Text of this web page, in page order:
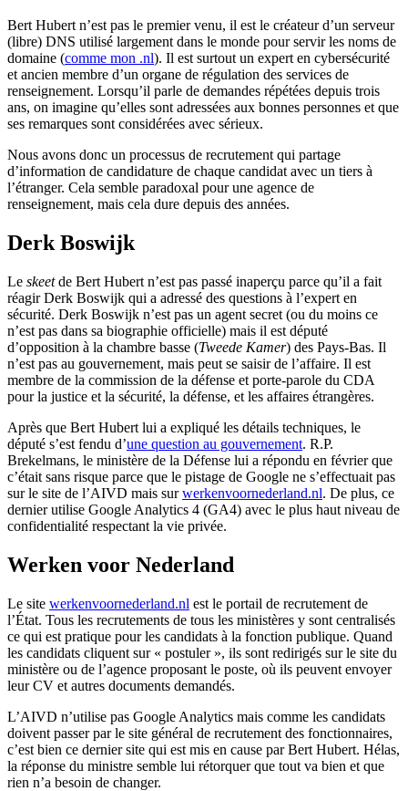
Bert Hubert n’est pas le premier venu, il est le créateur d’un serveur
(libre) DNS utilisé largement dans le monde pour servir les noms de
domaine (comme mon .nl). Il est surtout un expert en cybersécurité
et ancien membre d’un organe de régulation des services de
renseignement. Lorsqu’il parle de demandes répétées depuis trois
ans, on imagine qu’elles sont adressées aux bonnes personnes et que
ses remarques sont considérées avec sérieux.
Nous avons donc un processus de recrutement qui partage
d’information de candidature de chaque candidat avec un tiers à
l’étranger. Cela semble paradoxal pour une agence de
renseignement, mais cela dure depuis des années.
Derk Boswijk
Le skeetde Bert Hubert n’est pas passé inaperçu parce qu’il a fait
réagir Derk Boswijk qui a adressé des questions à l’expert en
sécurité. Derk Boswijk n’est pas un agent secret (ou du moins ce
n’est pas dans sa biographie officielle) mais il est député
d’opposition à la chambre basse (Tweede Kamer) des Pays-Bas. Il
n’est pas au gouvernement, mais peut se saisir de l’affaire. Il est
membre de la commission de la défense et porte-parole du CDA
pour la justice et la sécurité, la défense, et les affaires étrangères.
Après que Bert Hubert lui a expliqué les détails techniques, le
député s’est fendu d’une question au gouvernement. R.P.
Brekelmans, le ministère de la Défense lui a répondu en février que
c’était sans risque parce que le pistage de Google ne s’effectuait pas
sur le site de l’AIVD mais surwerkenvoornederland.nl. De plus, ce
dernier utilise Google Analytics 4 (GA4) avec le plus haut niveau de
confidentialité respectant la vie privée.
Werken voor Nederland
Le site werkenvoornederland.nl est le portail de recrutement de
l’État. Tous les recrutements de tous les ministères y sont centralisés
ce qui est pratique pour les candidats à la fonction publique. Quand
les candidats cliquent sur « postuler », ils sont redirigés sur le site du
ministère ou de l’agence proposant le poste, où ils peuvent envoyer
leur CV et autres documents demandés.
L’AIVD n’utilise pas Google Analytics mais comme les candidats
doivent passer par le site général de recrutement des fonctionnaires,
c’est bien ce dernier site qui est mis en cause par Bert Hubert. Hélas,
la réponse du ministre semble lui rétorquer que tout va bien et que
rien n’a besoin de changer.